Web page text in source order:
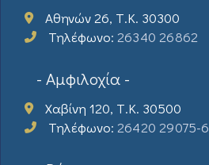
Αθηνών 26, Τ.Κ. 30300
Τηλέφωνο: 26340 26862
- Αμφιλοχία -
Χαβίνη 120, Τ.Κ. 30500
Τηλέφωνο: 26420 29075-6